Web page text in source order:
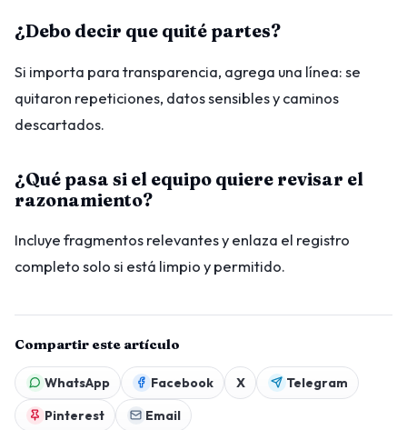
¿Debo decir que quité partes?
Si importa para transparencia, agrega una línea: se
quitaron repeticiones, datos sensibles y caminos
descartados.
¿Qué pasa si el equipo quiere revisar el
razonamiento?
Incluye fragmentos relevantes y enlaza el registro
completo solo si está limpio y permitido.
Compartir este artículo
WhatsApp Facebook X
Telegram
Pinterest
Email